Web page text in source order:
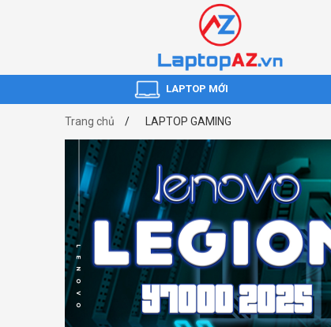
LAPTOP MỚI
Trang chủ LAPTOP GAMING